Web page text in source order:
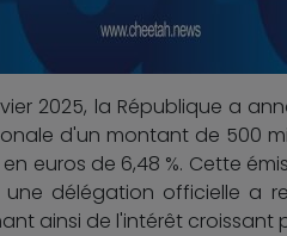
2025, la République a
d'un montant de 500
euros de 6,48 %. Cette
une délégation officielle a
ainsi de l'intérêt croissant